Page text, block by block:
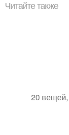
Читайте также
20 вещей,